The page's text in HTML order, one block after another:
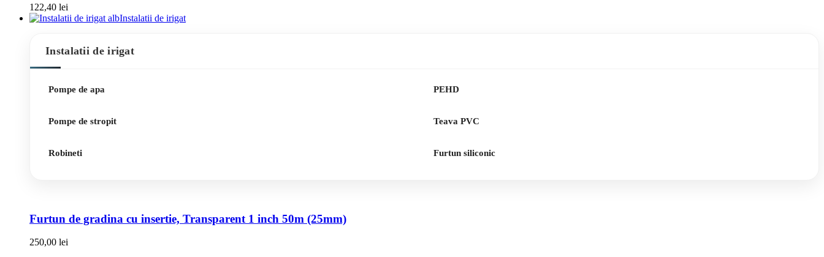
122,40 lei
Instalatii de irigat
Instalatii de irigat
Pompe de apa
Pompe de stropit
Robineti
PEHD
Teava PVC
Furtun siliconic
Furtun de gradina cu insertie, Transparent 1 inch 50m (25mm)
250,00 lei